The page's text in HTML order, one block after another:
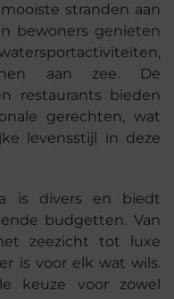
stranden aan
bewoners genieten
aan zee. De
restaurants bieden
gerechten, wat
levensstijl in deze
is divers en biedt
budgetten. Van
zeezicht tot luxe
is voor elk wat wils.
keuze voor zowel